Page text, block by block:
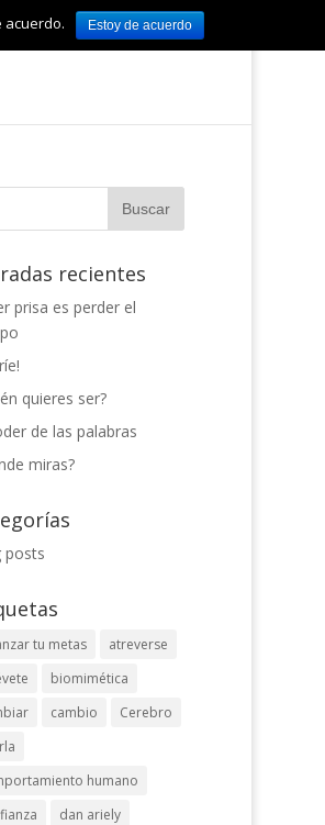
recientes
prisa es perder el
quieres ser?
de las palabras
miras?
posts
tu metas
atreverse
biomimética
cambio
Cerebro
humano
dan ariely
acuerdo. Estoy de acuerdo